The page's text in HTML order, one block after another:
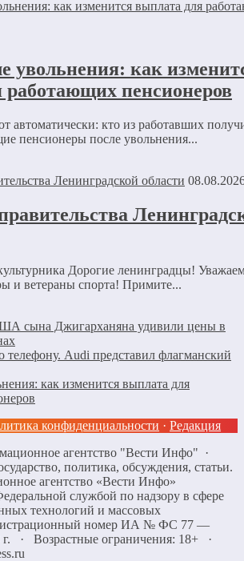
увольнения: как
работающих пенсионеров
автоматически: кто из работавших
пенсионеры после увольнения...
Дорогие ленинградцы!
и ветераны спорта! Примите...
сына Джигарханяна удивили цены в
телефону. Audi представил флагманский
как изменится выплата для
конфиденциальности · Редакция
агентство "Вести Инфо" ·
политика, обсуждения, статьи.
агентство «Вести Инфо»
службой по надзору в сфере
технологий и массовых
номер ИА № ФС 77 —
г. · Возрастные ограничения: 18+
·